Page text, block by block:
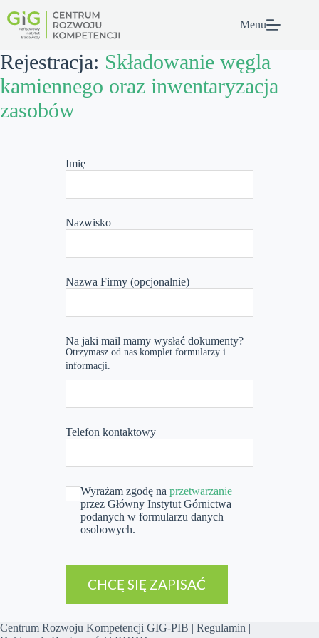
do
treści
Menu
Rejestracja: Składowanie węgla
kamiennego oraz inwentaryzacja
zasobów
field
Imię
Nazwisko
Nazwa Firmy (opcjonalnie)
Na jaki mail mamy wysłać dokumenty?
Otrzymasz od nas komplet formularzy i
informacji.
Telefon kontaktowy
Wyrażam zgodę naprzetwarzanie
przez Główny Instytut Górnictwa
podanych w formularzu danych
osobowych.
CHCĘ SIĘ ZAPISAĆ
Centrum Rozwoju Kompetencji GIG-PIB | Regulamin |